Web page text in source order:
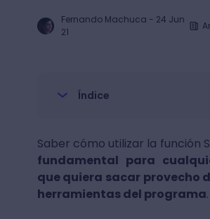
Fernando Machuca - 24 Jun
21
Índice
Saber cómo utilizar la función
fundamental para
que quiera sacar provecho
herramientas del programa.